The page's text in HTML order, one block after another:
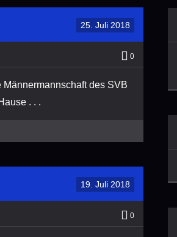
25. Juli 2018
0
des SVB
. . .
19. Juli 2018
0